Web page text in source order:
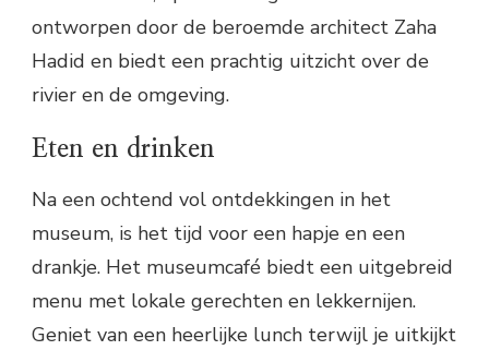
ontworpen door de beroemde architect Zaha
Hadid en biedt een prachtig uitzicht over de
rivier en de omgeving.
Eten en drinken
Na een ochtend vol ontdekkingen in het
museum, is het tijd voor een hapje en een
drankje. Het museumcafé biedt een uitgebreid
menu met lokale gerechten en lekkernijen.
Geniet van een heerlijke lunch terwijl je uitkijkt